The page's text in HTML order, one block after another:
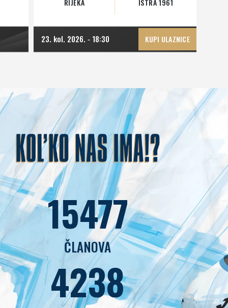
23. kol. 2026.-18:30 KUPI ULAZNICE
15477
ČLANOVA
4238